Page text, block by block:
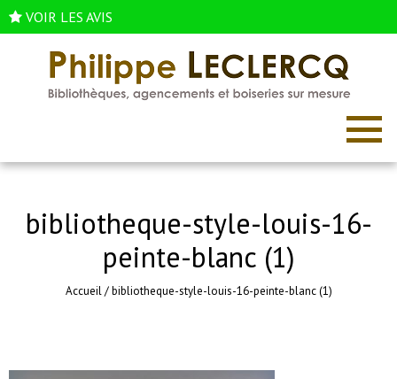
VOIR LES AVIS
bibliotheque-style-louis-16-
peinte-blanc (1)
Accueil/bibliotheque-style-louis-16-peinte-blanc (1)